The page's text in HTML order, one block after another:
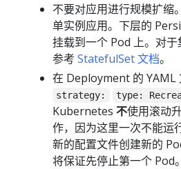
不要对应用进行规模扩缩
单实例应用。下层的
挂载到一个 Pod 上。对
参考 StatefulSet 文档。
在 Deployment 的 YAML
strategy: type:
Kubernetes 不使用滚动
作，因为这里一次不能运
新的配置文件创建新的
将保证先停止第一个 Pod。